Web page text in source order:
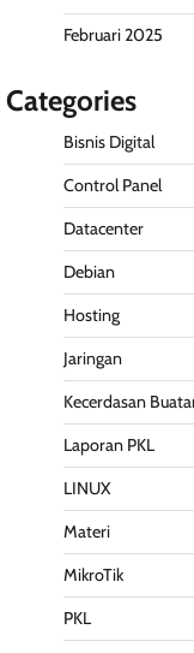
Februari 2025
Categories
Bisnis Digital
Control Panel
Datacenter
Debian
Hosting
Jaringan
Kecerdasan
Laporan PKL
LINUX
Materi
MikroTik
PKL